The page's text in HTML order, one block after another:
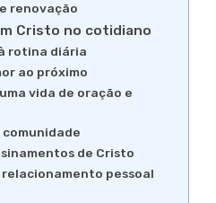
renovação
Cristo no cotidiano
rotina diária
ao próximo
vida de oração e
comunidade
de Cristo
pessoal